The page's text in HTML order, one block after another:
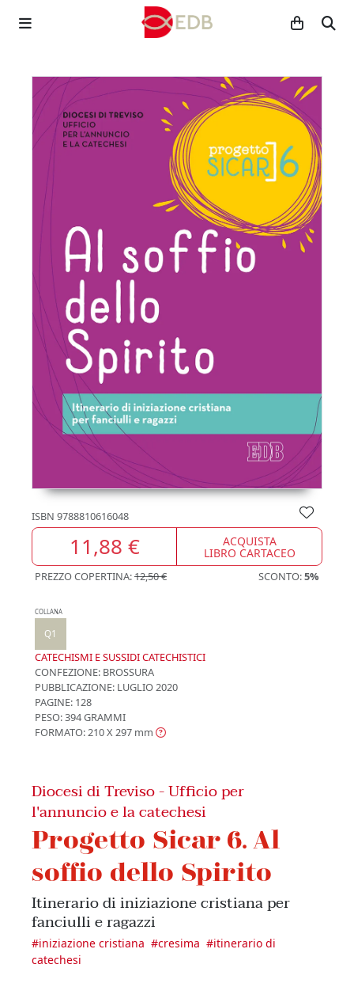
ISBN 9788810616048
11,88 € ACQUISTA
LIBRO CARTACEO
PREZZO COPERTINA:12,50 € SCONTO:5%
COLLANA
Q1
CATECHISMI E SUSSIDI CATECHISTICI
CONFEZIONE: BROSSURA
PUBBLICAZIONE: LUGLIO 2020
PAGINE: 128
PESO: 394 GRAMMI
FORMATO: 210 X 297 mm
Diocesi di Treviso - Ufficio per
l'annuncio e la catechesi
Progetto Sicar 6. Al
soffio dello Spirito
Itinerario di iniziazione cristiana per
fanciulli e ragazzi
#iniziazione cristiana #cresima #itinerario di
catechesi